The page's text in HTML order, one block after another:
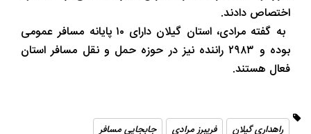
اختصاص دادند.
به گفته مرادی، استان گیلان دارای ۱۰ پایانه مسافر عمومی
بوده و ۲۹۸۳ راننده نیز در حوزه حمل و نقل مسافر استان
فعال هستند.
راهداری گیلان فریبرز مرادی
جابجایی مسافر